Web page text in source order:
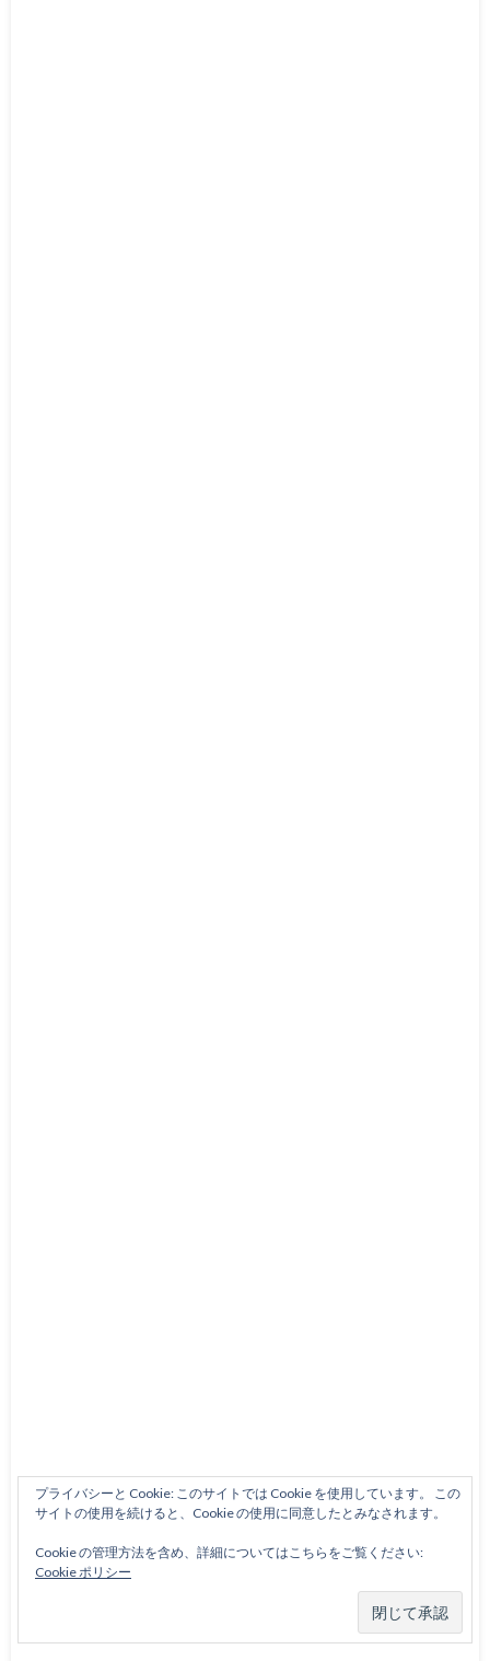
プライバシーと Cookie: このサイトでは Cookie を使用しています。 この
サイトの使用を続けると、Cookie の使用に同意したとみなされます。
Cookie の管理方法を含め、詳細についてはこちらをご覧ください:
Cookie ポリシー